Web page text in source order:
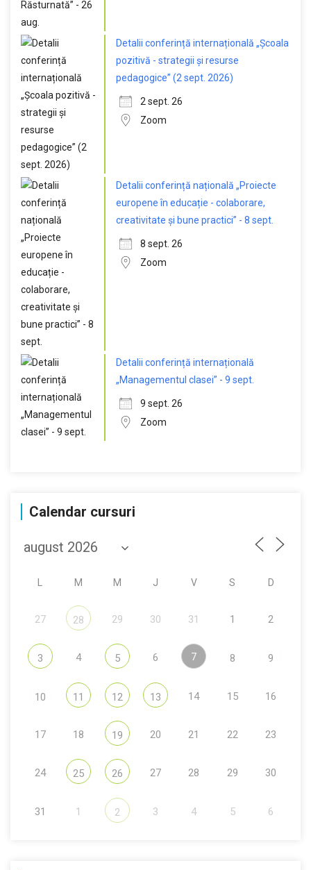
Detalii conferință internațională „Școala
pozitivă - strategii și resurse
pedagogice” (2 sept. 2026)
2 sept. 26
Zoom
Detalii conferință națională „Proiecte
europene în educație - colaborare,
creativitate și bune practici” - 8 sept.
8 sept. 26
Zoom
Detalii conferință internațională
„Managementul clasei” - 9 sept.
9 sept. 26
Zoom
Calendar cursuri
M M J V S D
27 28 29 30 31 1 2
3 4 5 6 7 8 9
10 11 12 13 14 15 16
17 18 19 20 21 22 23
24 25 26 27 28 29 30
31 1 2 3 4 5 6